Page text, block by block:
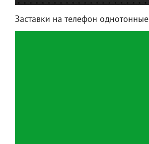
Заставки на телефон однотонные